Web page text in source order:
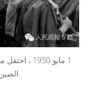
1 مايو